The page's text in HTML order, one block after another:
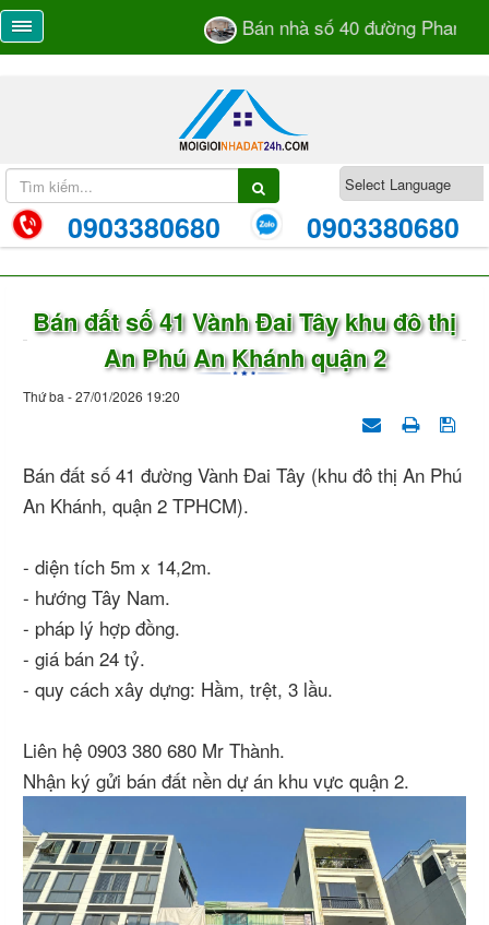
Bán nhà số 40 đường Phan Bá
0903380680 0903380680
Bán đất số 41 Vành Đai Tây khu đô thị
An Phú An Khánh quận 2
Thứ ba - 27/01/2026 19:20
Bán đất số 41 đường Vành Đai Tây (khu đô thị An Phú
An Khánh, quận 2 TPHCM).
- diện tích 5m x 14,2m.
- hướng Tây Nam.
- pháp lý hợp đồng.
- giá bán 24 tỷ.
- quy cách xây dựng: Hầm, trệt, 3 lầu.
Liên hệ 0903 380 680 Mr Thành.
Nhận ký gửi bán đất nền dự án khu vực quận 2.